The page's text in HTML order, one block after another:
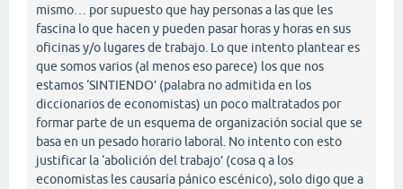
mismo… por supuesto que hay personas a las que les
fascina lo que hacen y pueden pasar horas y horas en sus
oficinas y/o lugares de trabajo. Lo que intento plantear es
que somos varios (al menos eso parece) los que nos
estamos ‘SINTIENDO’ (palabra no admitida en los
diccionarios de economistas) un poco maltratados por
formar parte de un esquema de organización social que se
basa en un pesado horario laboral. No intento con esto
justificar la ‘abolición del trabajo’ (cosa q a los
economistas les causaría pánico escénico), solo digo que a